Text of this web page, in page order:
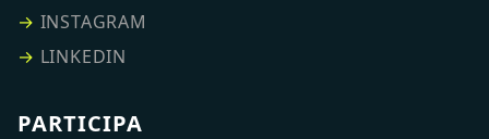
→ INSTAGRAM
→ LINKEDIN
PARTICIPA